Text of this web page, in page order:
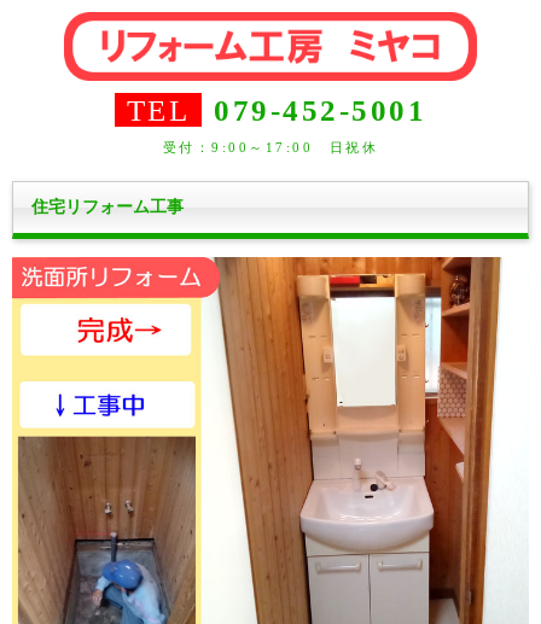
TEL 079-452-5001
受付：9:00～17:00 日祝休
住宅リフォーム工事